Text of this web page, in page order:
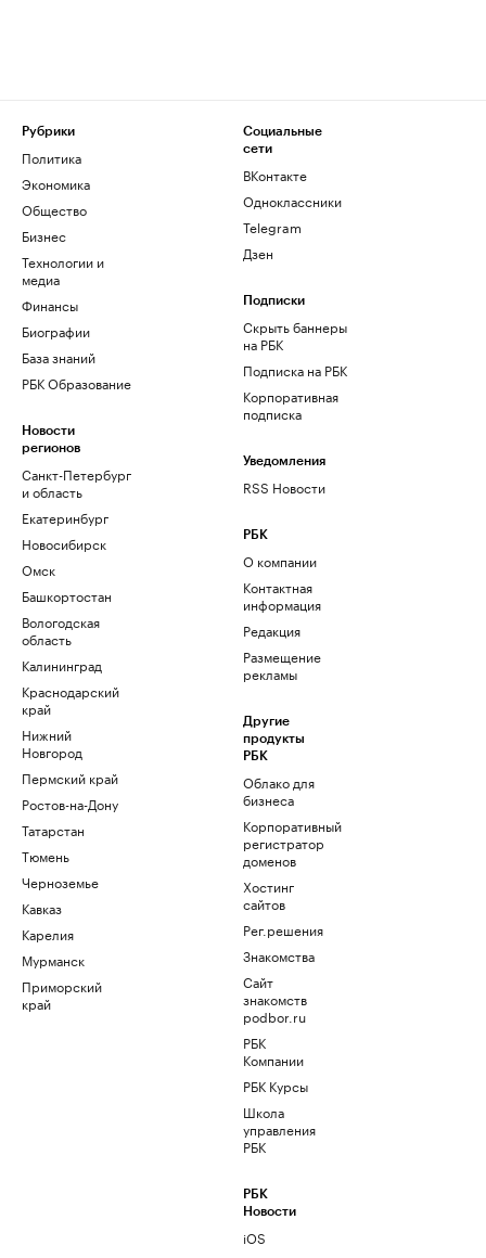
Рубрики
Политика
Экономика
Общество
Бизнес
Технологии и
медиа
Финансы
Биографии
База знаний
РБК Образование
Новости
регионов
Санкт-Петербург
и область
Екатеринбург
Новосибирск
Омск
Башкортостан
Вологодская
область
Калининград
Краснодарский
край
Нижний
Новгород
Пермский край
Ростов-на-Дону
Татарстан
Тюмень
Черноземье
Кавказ
Карелия
Мурманск
Приморский
край
Социальные
сети
ВКонтакте
Одноклассники
Telegram
Дзен
Подписки
Скрыть баннеры
на РБК
Подписка на РБК
Корпоративная
подписка
Уведомления
RSS Новости
РБК
О компании
Контактная
информация
Редакция
Размещение
рекламы
Другие
продукты
РБК
Облако для
бизнеса
Корпоративный
регистратор
доменов
Хостинг
сайтов
Рег.решения
Знакомства
Сайт
знакомств
podbor.ru
РБК
Компании
РБК Курсы
Школа
управления
РБК
РБК
Новости
iOS